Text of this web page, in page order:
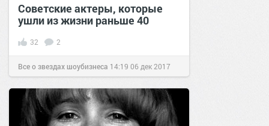
Советские актеры, которые
ушли из жизни раньше 40
32 2
Все о звездах шоубизнеса 14:19 06 дек 2017